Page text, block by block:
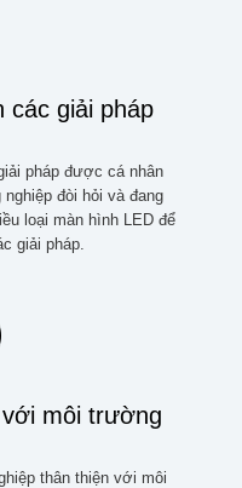
các giải pháp
pháp được cá nhân
đòi hỏi và đang
loại màn hình LED để
giải pháp.
môi trường
thân thiện với môi